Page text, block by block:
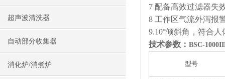
超声波清洗器
自动部分收集器
消化炉/消煮炉
7 配备高效过滤器失
8 工作区气流外泻报
9.10°倾斜角，符合
技术参数： BSC-
型号